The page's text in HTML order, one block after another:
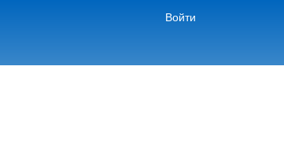
Войти